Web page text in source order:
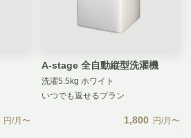
円/月〜
A-stage 全自動縦型洗濯機
洗濯5.5kg ホワイト
いつでも返せるプラン
1,800 円/月〜